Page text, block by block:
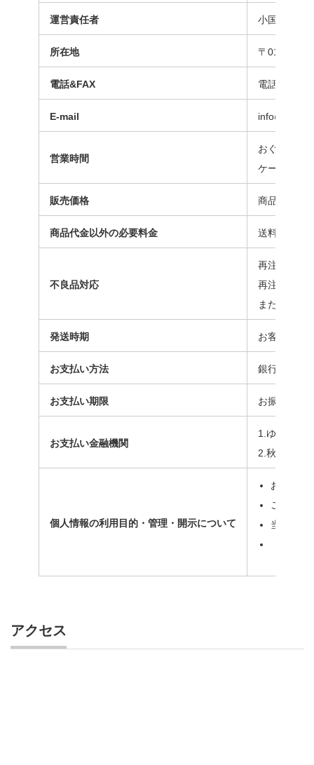
運営責任者 小国 勉 (お
所在地 〒014-
電話&FAX 電話番号
E-mail
営業時間
おぐに
ケーキへの
販売価格 商品毎に掲
商品代金以外の必要料金 送料、代引
不良品対応
再注文か返
再注文をご
また、不良
発送時期 お客様のご
お支払い方法 銀行振込、
お支払い期限 お振込は、
お支払い金融機関
1.ゆうちょ
2.秋田銀行
個人情報の利用目的・管理・開示について
お客様へ
ご注文の
当店では
アクセス